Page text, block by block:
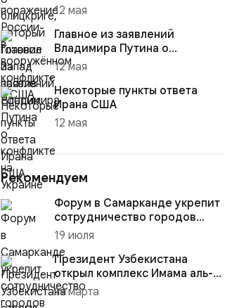
12 мая
Главное из заявлений
Владимира Путина о
конфликте на Украине
12 мая
Некоторые пункты ответа
Ирана США
12 мая
Рекомендуем
Форум в Самарканде укрепит
сотрудничество городов
Узбекистана и России
19 июля
Президент Узбекистана
открыл комплекс Имама аль-
Бухари
19 марта